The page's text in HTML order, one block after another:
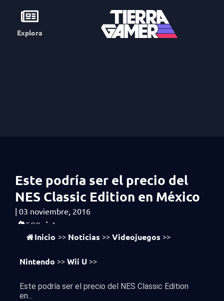
Explora
Este podría ser el precio del
NES Classic Edition en México
| 03 noviembre, 2016
580 vistas
Inicio >> Noticias >> Videojuegos >>
Nintendo >> Wii U >>
Este podría ser el precio del NES Classic Edition
en...